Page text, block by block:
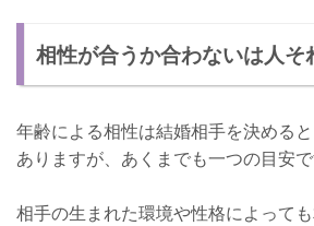
相性が合うか合わないは人そ
年齢による相性は結婚相手を決める
ありますが、あくまでも一つの目安で
相手の生まれた環境や性格によって